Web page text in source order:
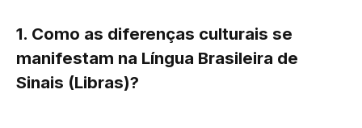
1. Como as diferenças culturais se
manifestam na Língua Brasileira de
Sinais (Libras)?